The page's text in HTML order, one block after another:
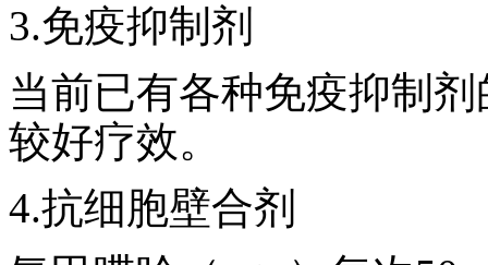
3.免疫抑制剂
当前已有各种免疫抑制
较好疗效。
4.抗细胞壁合剂